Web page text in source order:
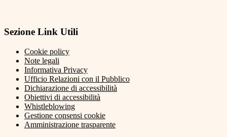
Sezione Link Utili
Cookie policy
Note legali
Informativa Privacy
Ufficio Relazioni con il Pubblico
Dichiarazione di accessibilità
Obiettivi di accessibilità
Whistleblowing
Gestione consensi cookie
Amministrazione trasparente